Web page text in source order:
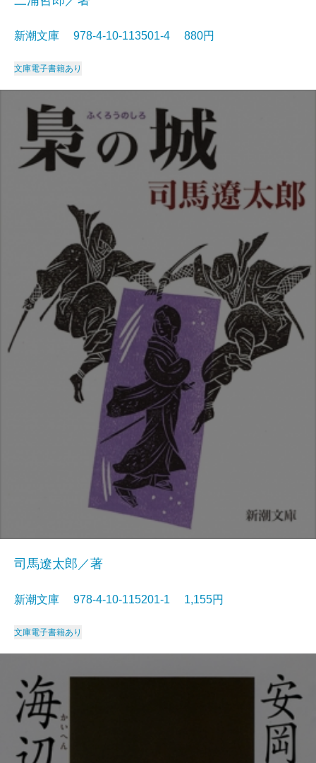
新潮文庫 978-4-10-113501-4 880円
文庫電子書籍あり
司馬遼太郎／著
新潮文庫 978-4-10-115201-1 1,155円
文庫電子書籍あり